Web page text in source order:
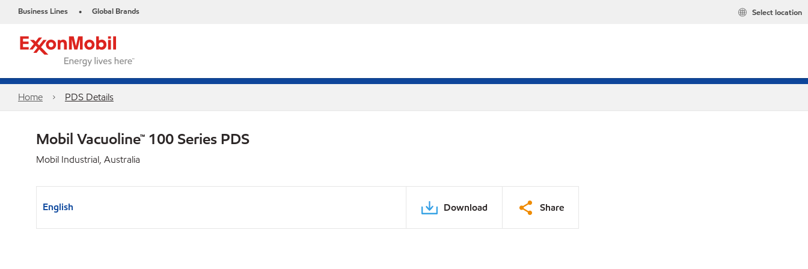
Business Lines • Global Brands Select location
Home PDS Details
Mobil Vacuoline™ 100 Series PDS
Mobil Industrial, Australia
English Download Share